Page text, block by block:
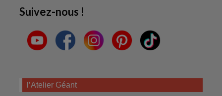
Suivez-nous !
l’Atelier Géant